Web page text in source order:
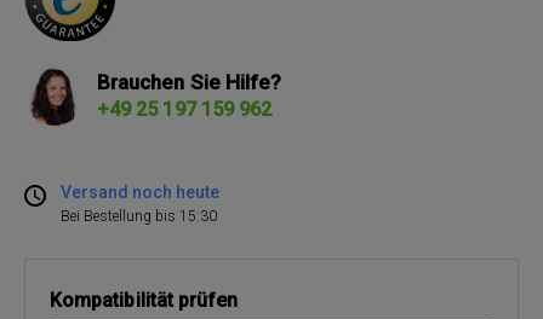
Brauchen Sie Hilfe?
+49 25 197 159 962
Versand noch heute
Bei Bestellung bis 15:30
Kompatibilität prüfen